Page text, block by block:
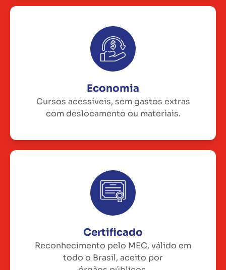
Economia
Cursos acessíveis, sem gastos extras
com deslocamento ou materiais.
Certificado
Reconhecimento pelo MEC, válido em
todo o Brasil, aceito por